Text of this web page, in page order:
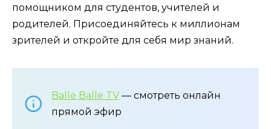
помощником для студентов, учителей и
родителей. Присоединяйтесь к миллионам
зрителей и откройте для себя мир знаний.
Balle Balle TV — смотреть онлайн
прямой эфир